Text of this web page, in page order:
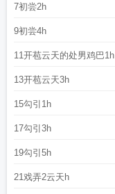
7初尝2h
9初尝4h
11开苞云天的处男鸡巴1h
13开苞云天3h
15勾引1h
17勾引3h
19勾引5h
21戏弄2云天h